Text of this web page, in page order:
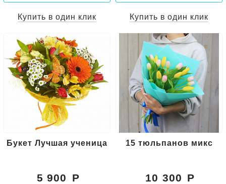
Купить в один клик Купить в один клик
Букет Лучшая ученица
5 900
15 тюльпанов микс
10 300